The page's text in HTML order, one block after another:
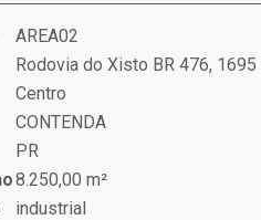
AREA02
Rodovia do Xisto BR 476, 1695
Centro
CONTENDA
PR
8.250,00 m²
industrial